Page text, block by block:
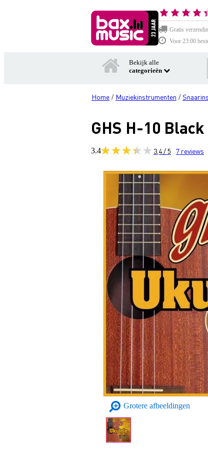
Gratis
Voor 23:00
Bekijk alle
categorieën
Home / Muziekinstrumenten /
GHS H-10
3.4 3,4 / 5 7reviews
Grotere afbeeldingen